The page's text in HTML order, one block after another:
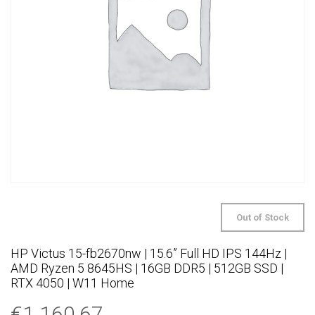
Out of Stock
HP Victus 15-fb2670nw | 15.6” Full HD IPS 144Hz |
AMD Ryzen 5 8645HS | 16GB DDR5 | 512GB SSD |
RTX 4050 | W11 Home